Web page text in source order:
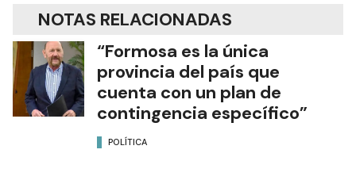
NOTAS RELACIONADAS
“Formosa es la única
provincia del país que
cuenta con un plan de
contingencia específico”
POLÍTICA